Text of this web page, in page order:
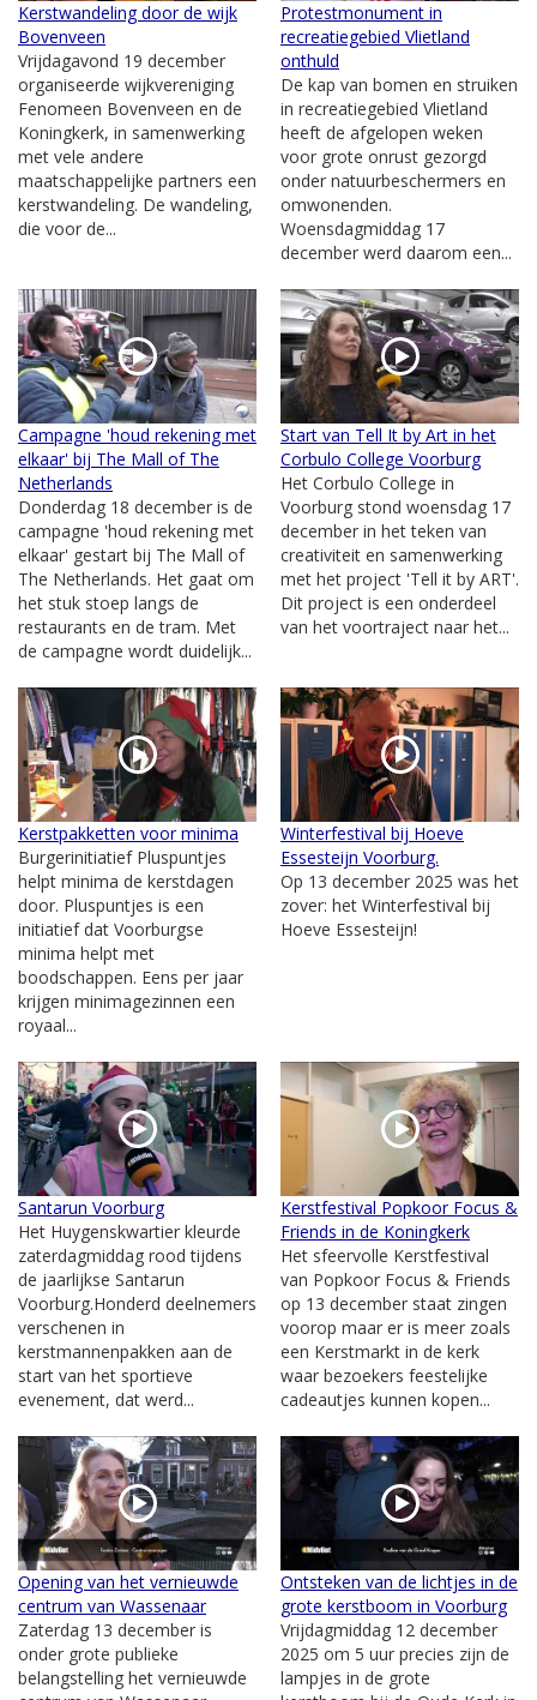
Kerstwandeling door de wijk
Bovenveen
Vrijdagavond 19 december
organiseerde wijkvereniging
Fenomeen Bovenveen en de
Koningkerk, in samenwerking
met vele andere
maatschappelijke partners een
kerstwandeling. De wandeling,
die voor de...
Protestmonument in
recreatiegebied Vlietland
onthuld
De kap van bomen en struiken
in recreatiegebied Vlietland
heeft de afgelopen weken
voor grote onrust gezorgd
onder natuurbeschermers en
omwonenden.
Woensdagmiddag 17
december werd daarom een...
Campagne 'houd rekening met
elkaar' bij The Mall of The
Netherlands
Donderdag 18 december is de
campagne 'houd rekening met
elkaar' gestart bij The Mall of
The Netherlands. Het gaat om
het stuk stoep langs de
restaurants en de tram. Met
de campagne wordt duidelijk...
Start van Tell It by Art in het
Corbulo College Voorburg
Het Corbulo College in
Voorburg stond woensdag 17
december in het teken van
creativiteit en samenwerking
met het project 'Tell it by ART'.
Dit project is een onderdeel
van het voortraject naar het...
Kerstpakketten voor minima
Burgerinitiatief Pluspuntjes
helpt minima de kerstdagen
door. Pluspuntjes is een
initiatief dat Voorburgse
minima helpt met
boodschappen. Eens per jaar
krijgen minimagezinnen een
royaal...
Winterfestival bij Hoeve
Essesteijn Voorburg.
Op 13 december 2025 was het
zover: het Winterfestival bij
Hoeve Essesteijn!
Santarun Voorburg
Het Huygenskwartier kleurde
zaterdagmiddag rood tijdens
de jaarlijkse Santarun
Voorburg.Honderd deelnemers
verschenen in
kerstmannenpakken aan de
start van het sportieve
evenement, dat werd...
Kerstfestival Popkoor Focus &
Friends in de Koningkerk
Het sfeervolle Kerstfestival
van Popkoor Focus & Friends
op 13 december staat zingen
voorop maar er is meer zoals
een Kerstmarkt in de kerk
waar bezoekers feestelijke
cadeautjes kunnen kopen...
Opening van het vernieuwde
centrum van Wassenaar
Zaterdag 13 december is
onder grote publieke
belangstelling het vernieuwde
Ontsteken van de lichtjes in de
grote kerstboom in Voorburg
Vrijdagmiddag 12 december
2025 om 5 uur precies zijn de
lampjes in de grote